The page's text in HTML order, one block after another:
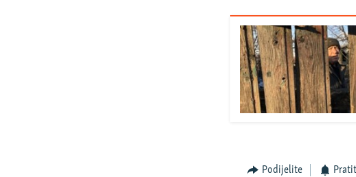
Podijelite